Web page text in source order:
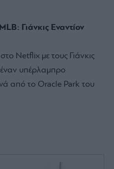
Γιάνκις Εναντίον
Netflix με τους Γιάνκις
έναν υπέρλαμπρο
από το Oracle Park του